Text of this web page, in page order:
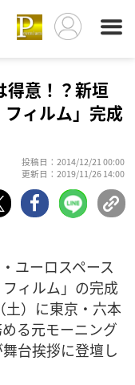
得意！？新垣
ィルム」完成
投稿日：2014/12/21 00:00
更新日：2019/11/26 14:00
ユーロスペース
ィルム」の完成
）に東京・六本
る元モーニング
台挨拶に登壇し